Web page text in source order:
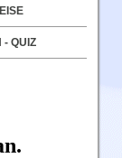
- QUIZ